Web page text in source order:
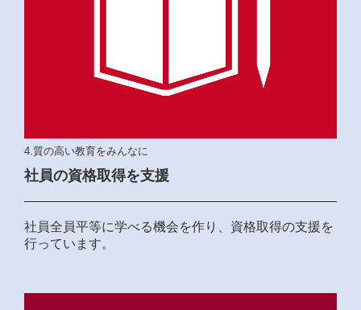
4.質の高い教育をみんなに
社員の資格取得を支援
社員全員平等に学べる機会を作り、資格取得の支援を
行っています。